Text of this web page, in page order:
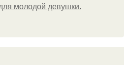
молодой девушки.